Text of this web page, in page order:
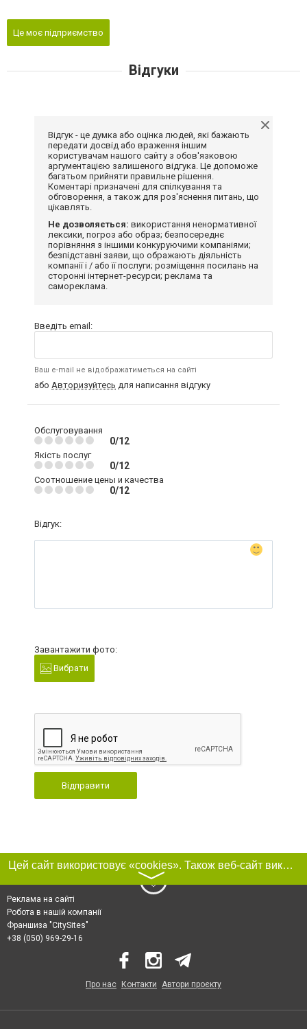
Це моє підприємство
Відгуки
Відгук - це думка або оцінка людей, які бажають
передати досвід або враження іншим
користувачам нашого сайту з обов'язковою
аргументацією залишеного відгука. Це допоможе
багатьом прийняти правильне рішення.
Коментарі призначені для спілкування та
обговорення, а також для роз'яснення питань, що
цікавлять.
Не дозволяється: використання ненормативної
лексики, погроз або образ; безпосереднє
порівняння з іншими конкуруючими компаніями;
безпідставні заяви, що ображають діяльність
компанії і / або її послуги; розміщення посилань на
сторонні інтернет-ресурси; реклама та
самореклама.
Введіть email:
Ваш e-mail не відображатиметься на сайті
або Авторизуйтесь для написання відгуку
Обслуговування
0/12
Якість послуг
0/12
Соотношение цены и качества
0/12
Відгук:
Завантажити фото:
Вибрати
Відправити
Цей сайт використовує «cookies». Також веб-сайт використовує інтернет-сервіс для збору технічних даних стосовно відвідувачів з метою отримання маркетингової та статистичної інформації. Умови обробки даних відвідувачів сайту див.
〉
Реклама на сайті
Робота в нашій компанії
Франшиза "CitySites"
+38 (050) 969-29-16
Про нас Контакти Автори проєкту